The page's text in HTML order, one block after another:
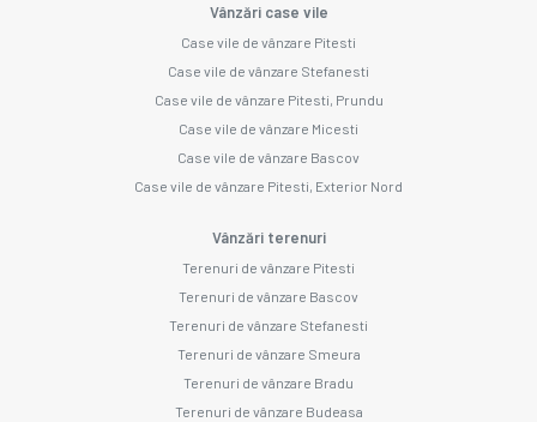
Vânzări case vile
Case vile de vânzare Pitesti
Case vile de vânzare Stefanesti
Case vile de vânzare Pitesti, Prundu
Case vile de vânzare Micesti
Case vile de vânzare Bascov
Case vile de vânzare Pitesti, Exterior Nord
Vânzări terenuri
Terenuri de vânzare Pitesti
Terenuri de vânzare Bascov
Terenuri de vânzare Stefanesti
Terenuri de vânzare Smeura
Terenuri de vânzare Bradu
Terenuri de vânzare Budeasa